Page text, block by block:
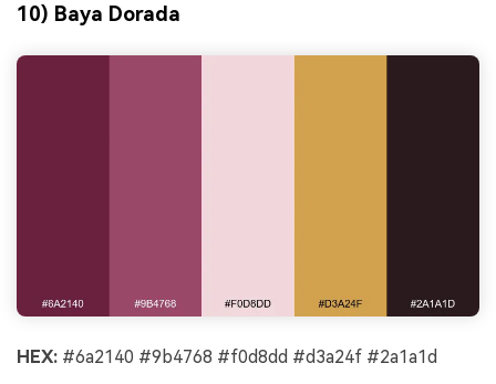
10) Baya Dorada
HEX: #6a2140 #9b4768 #f0d8dd #d3a24f #2a1a1d